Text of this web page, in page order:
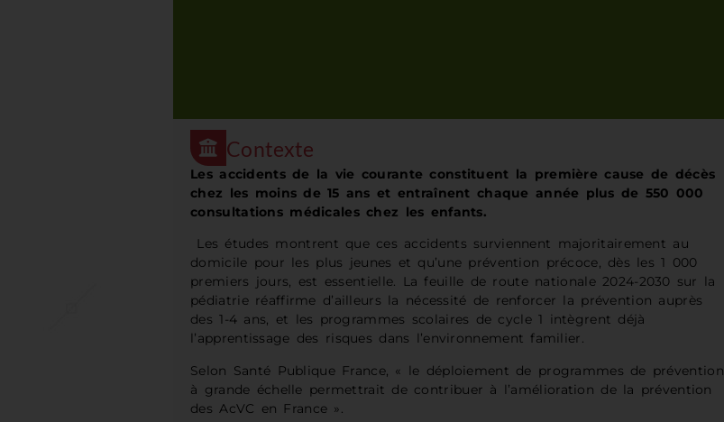
Contexte
Les accidents de la vie courante constituent la première cause de décès
chez les moins de 15 ans et entraînent chaque année plus de 550 000
consultations médicales chez les enfants.
Les études montrent que ces accidents surviennent majoritairement au
domicile pour les plus jeunes et qu’une prévention précoce, dès les 1 000
premiers jours, est essentielle. La feuille de route nationale 2024-2030 sur la
pédiatrie réaffirme d’ailleurs la nécessité de renforcer la prévention auprès
des 1-4 ans, et les programmes scolaires de cycle 1 intègrent déjà
l’apprentissage des risques dans l’environnement familier.
Selon Santé Publique France, « le déploiement de programmes de prévention
à grande échelle permettrait de contribuer à l’amélioration de la prévention
des AcVC en France ».